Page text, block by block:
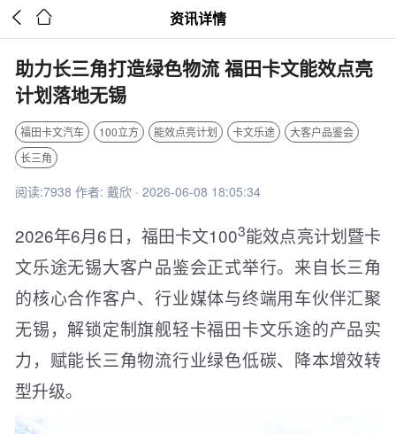
  资讯详情
助力长三角打造绿色物流 福田卡文能效点亮
计划落地无锡
福田卡文汽车 100立方 能效点亮计划 卡文乐途
大客户品鉴会
长三角
阅读:7938 作者: 戴欣 · 2026-06-08 18:05:34
2026年6月6日，福田卡文1003能效点亮计划暨卡
文乐途无锡大客户品鉴会正式举行。来自长三角
的核心合作客户、行业媒体与终端用车伙伴汇聚
无锡，解锁定制旗舰轻卡福田卡文乐途的产品实
力，赋能长三角物流行业绿色低碳、降本增效转
型升级。